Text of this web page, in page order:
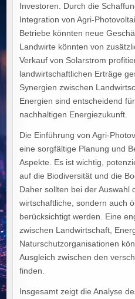
Investoren. Durch die
Integration von Agri-
Betriebe könnten neue
Landwirte könnten von
Verkauf von Solarstrom
landwirtschaftlichen Erträge
Synergien zwischen
Energien sind entscheidend
nachhaltigen Energiezukunft.
Die Einführung von Agri-
eine sorgfältige Planung und
Aspekte. Es ist wichtig,
auf die Biodiversität und die
Daher sollten bei der Auswahl
wirtschaftliche, sondern auch
berücksichtigt werden. Eine
zwischen Landwirtschaft,
Naturschutzorganisationen
Ausgleich zwischen den
finden.
Insgesamt zeigt die Analyse